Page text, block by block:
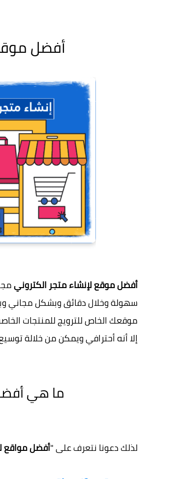
أفضل
أفضل موقع لإنشاء متجر الكتروني
سهولة وخلال دقائق وبشكل مجاني
موقعك الخاص للترويج للمنتجات
إلا أنه أحترافي ويمكن من خلالة
ما هي
لذلك دعونا نتعرف على "أفضل مواقع